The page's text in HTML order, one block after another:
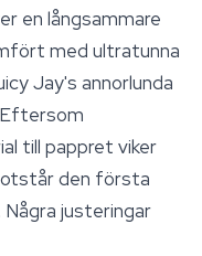
en långsammare
med ultratunna
Jay's annorlunda
Eftersom
till pappret viker
den första
justeringar